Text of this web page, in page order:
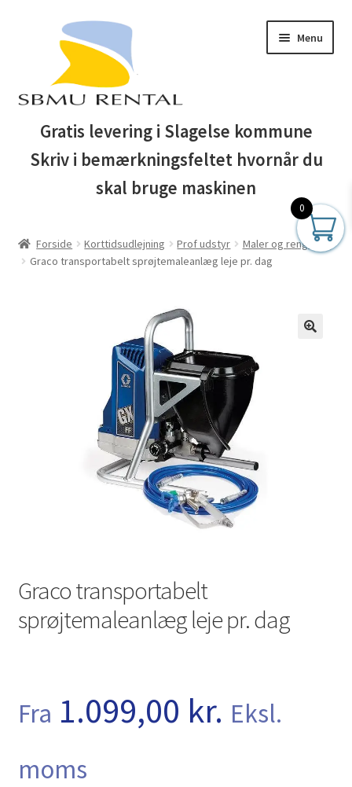
navigation
Menu
Forside
Auktionsbetingelser
Business Club
Investering franchise
Korttidsudlejning
Køb på platformen
Kurv
Gratis levering i Slagelse kommune
Skriv i bemærkningsfeltet hvornår du
skal bruge maskinen
Forside Korttidsudlejning Prof udstyr
Maler og rengøring
Graco transportabelt sprøjtemaleanlæg leje pr. dag
Graco transportabelt
sprøjtemaleanlæg leje pr. dag
Fra 1.099,00 kr. Eksl.
moms
0